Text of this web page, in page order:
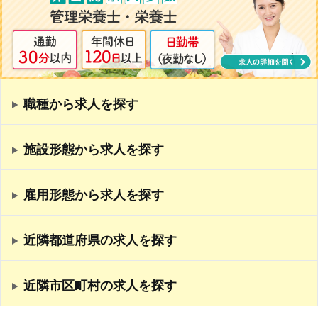
職種から求人を探す
施設形態から求人を探す
雇用形態から求人を探す
近隣都道府県の求人を探す
近隣市区町村の求人を探す